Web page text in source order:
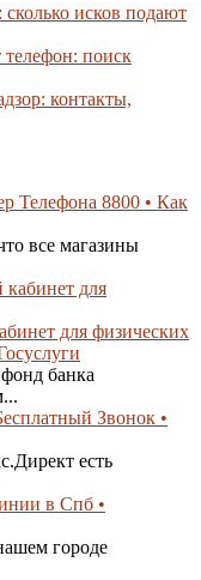
исков подают
телефон: поиск
контакты,
Телефона 8800 • Как
все магазины
для физических
банка
Звонок •
есть
в Спб •
городе